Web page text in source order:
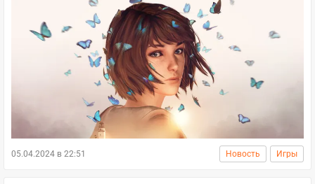
05.04.2024 в 22:51 Новость Игры